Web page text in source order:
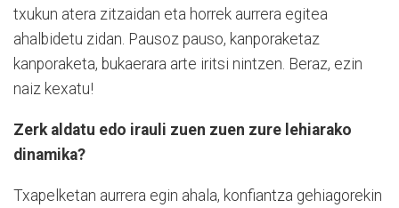
txukun atera zitzaidan eta horrek aurrera egitea
ahalbidetu zidan. Pausoz pauso, kanporaketaz
kanporaketa, bukaerara arte iritsi nintzen. Beraz, ezin
naiz kexatu!
Zerk aldatu edo irauli zuen zuen zure lehiarako
dinamika?
Txapelketan aurrera egin ahala, konfiantza gehiagorekin